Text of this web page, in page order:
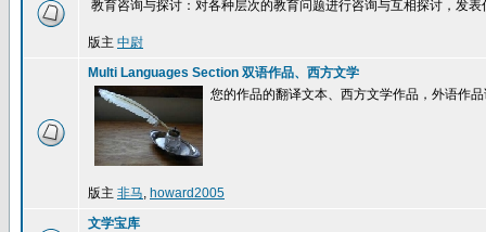
教育咨询与探讨：对各种层次的教育问题进行咨询与互相探讨，发
版主 中尉
Multi Languages Section 双语作品、西方文学
您的作品的翻译文本、西方文学作品，外语作
版主 非马, howard2005
文学宝库